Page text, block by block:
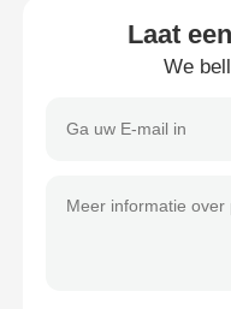
IndustriëleLaat
We